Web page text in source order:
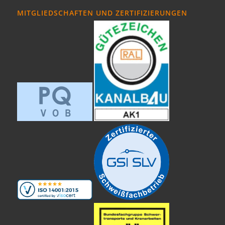
MITGLIEDSCHAFTEN UND ZERTIFIZIERUNGEN